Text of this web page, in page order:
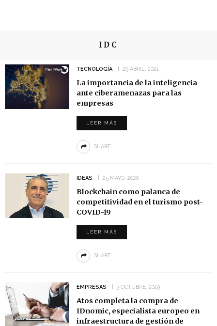
IDC
TECNOLOGÍA 29 ABRIL, 2021
La importancia de la inteligencia
ante ciberamenazas para las
empresas
LEER MÁS
SHARE
IDEAS 25 MAYO, 2020
Blockchain como palanca de
competitividad en el turismo post-
COVID-19
LEER MÁS
SHARE
EMPRESAS 3 OCTUBRE, 2019
Atos completa la compra de
IDnomic, especialista europeo en
infraestructura de gestión de